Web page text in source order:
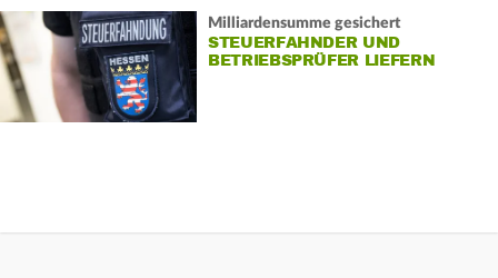
Milliardensumme gesichert
STEUERFAHNDER UND
BETRIEBSPRÜFER LIEFERN